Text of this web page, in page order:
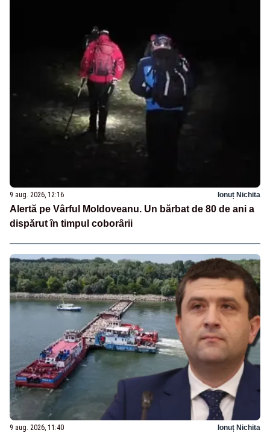
9 aug. 2026, 12:16 Ionuț Nichita
Alertă pe Vârful Moldoveanu. Un bărbat de 80 de ani a
dispărut în timpul coborârii
9 aug. 2026, 11:40 Ionuț Nichita